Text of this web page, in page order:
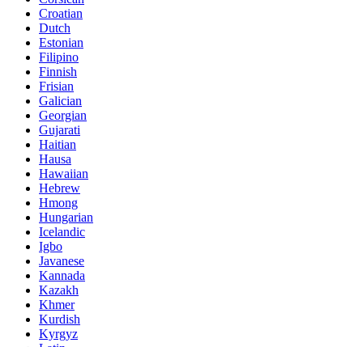
Croatian
Dutch
Estonian
Filipino
Finnish
Frisian
Galician
Georgian
Gujarati
Haitian
Hausa
Hawaiian
Hebrew
Hmong
Hungarian
Icelandic
Igbo
Javanese
Kannada
Kazakh
Khmer
Kurdish
Kyrgyz